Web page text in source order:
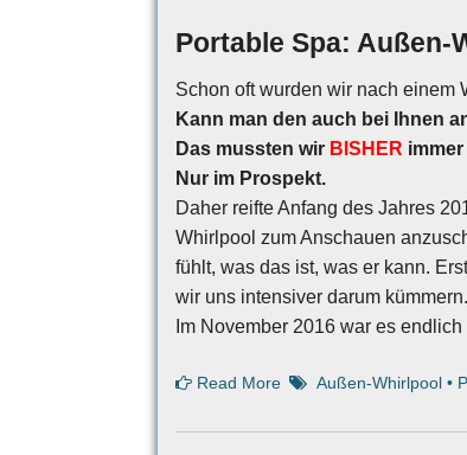
Portable Spa: Außen-
Schon oft wurden wir nach einem
Kann man den auch bei Ihnen
Das mussten wir BISHER
Nur im Prospekt.
Daher reifte Anfang des Jahres
Whirlpool zum Anschauen
fühlt, was das ist, was er kann.
wir uns intensiver darum kümmern.
Im November 2016 war es endlich
Read More Außen-Whirlpool •